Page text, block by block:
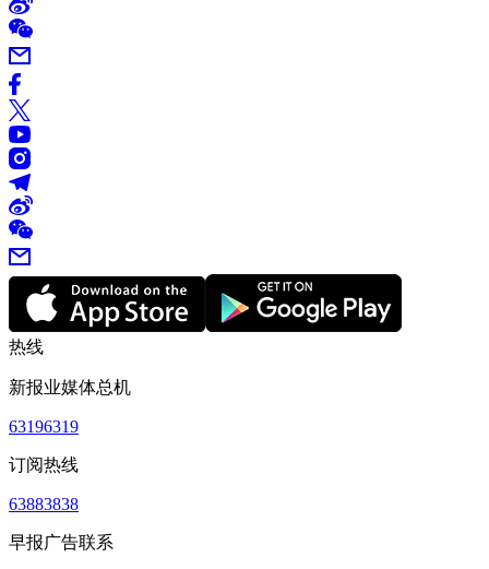
热线
新报业媒体总机
63196319
订阅热线
63883838
早报广告联系